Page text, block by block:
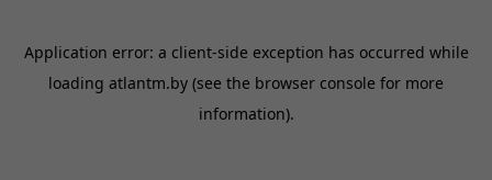
Application error: a client-side exception has occurred while
loading atlantm.by (see the browser console for more
information).